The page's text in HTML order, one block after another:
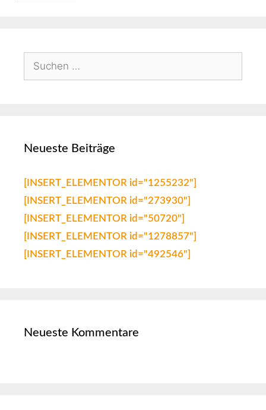
Neueste Beiträge
[INSERT_ELEMENTOR id="1255232"]
[INSERT_ELEMENTOR id="273930"]
[INSERT_ELEMENTOR id="50720"]
[INSERT_ELEMENTOR id="1278857"]
[INSERT_ELEMENTOR id="492546"]
Neueste Kommentare